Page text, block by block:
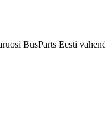
BusParts Eesti